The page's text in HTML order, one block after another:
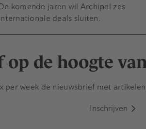
De komende jaren wil Archipel zes
deals sluiten.
op de hoogte
per week de nieuwsbrief met
Inschrijven